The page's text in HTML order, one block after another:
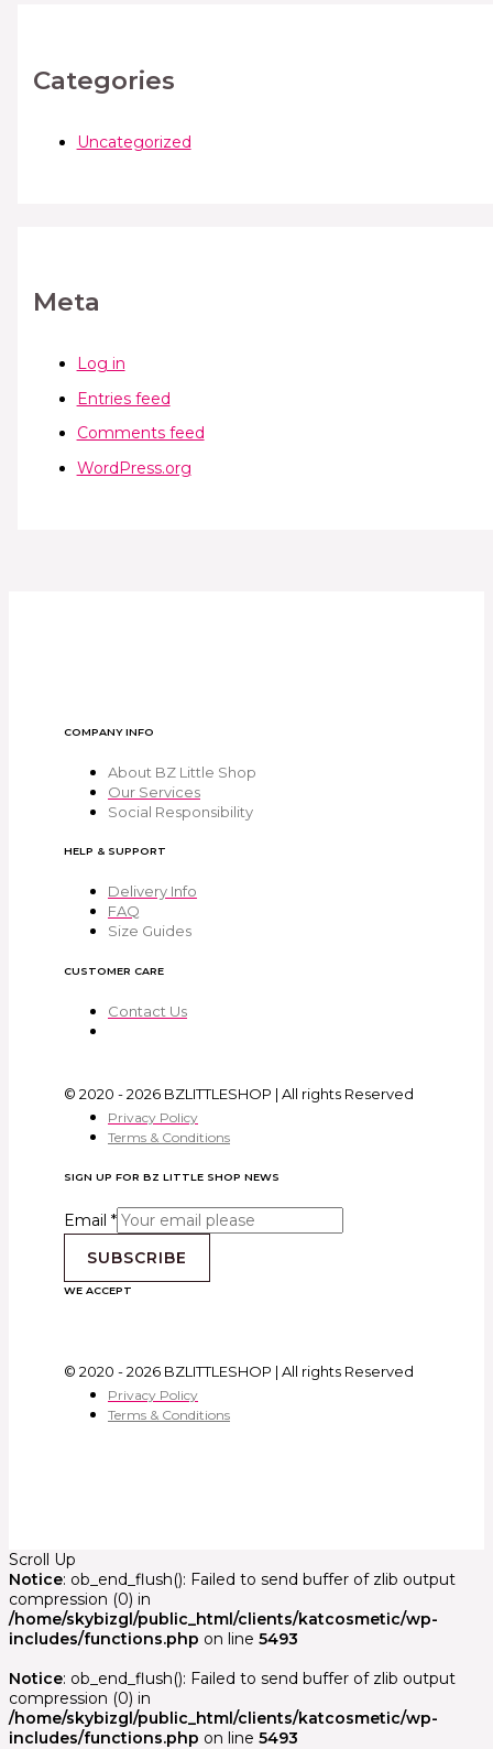
Categories
Uncategorized
Meta
Log in
Entries feed
Comments feed
WordPress.org
COMPANY INFO
About BZ Little Shop
Our Services
Social Responsibility
HELP & SUPPORT
Delivery Info
FAQ
Size Guides
CUSTOMER CARE
Contact Us
© 2020 - 2026 BZLITTLESHOP | All rights Reserved
Privacy Policy
Terms & Conditions
SIGN UP FOR BZ LITTLE SHOP NEWS
Email *
SUBSCRIBE
WE ACCEPT
© 2020 - 2026 BZLITTLESHOP | All rights Reserved
Privacy Policy
Terms & Conditions
Scroll Up
Notice: ob_end_flush(): Failed to send buffer of zlib output
compression (0) in
/home/skybizgl/public_html/clients/katcosmetic/wp-
includes/functions.php on line 5493
Notice: ob_end_flush(): Failed to send buffer of zlib output
compression (0) in
/home/skybizgl/public_html/clients/katcosmetic/wp-
includes/functions.php on line 5493